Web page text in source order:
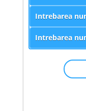
Intrebarea
Intrebarea